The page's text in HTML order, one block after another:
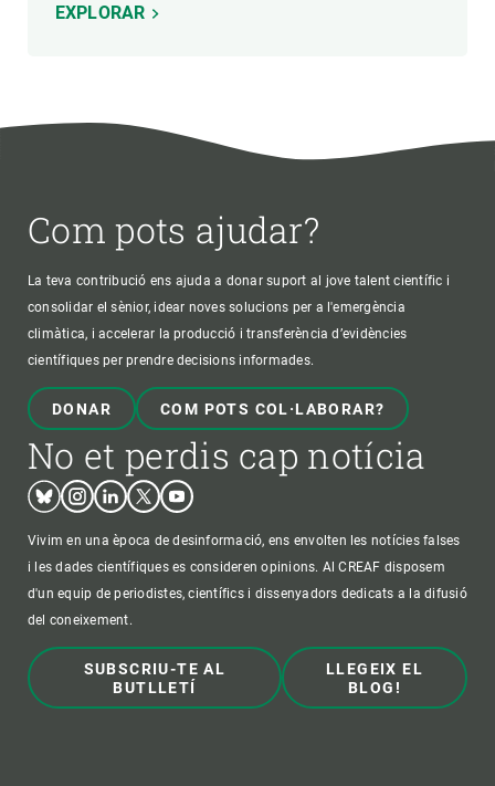
EXPLORAR
Com pots ajudar?
La teva contribució ens ajuda a donar suport al jove talent científic i
consolidar el sènior, idear noves solucions per a l'emergència
climàtica, i accelerar la producció i transferència d’evidències
científiques per prendre decisions informades.
DONAR COM POTS COL·LABORAR?
No et perdis cap notícia
BlueskyInstagram
LinkedinTwitterYoutube
Vivim en una època de desinformació, ens envolten les notícies falses
i les dades científiques es consideren opinions. Al CREAF disposem
d'un equip de periodistes, científics i dissenyadors dedicats a la difusió
del coneixement.
SUBSCRIU-TE AL
BUTLLETÍ
LLEGEIX EL
BLOG!